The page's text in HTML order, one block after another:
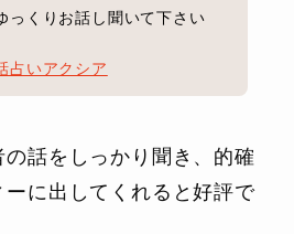
っくりお話し聞いて下さい
占いアクシア
話をしっかり聞き、的確
に出してくれると好評で